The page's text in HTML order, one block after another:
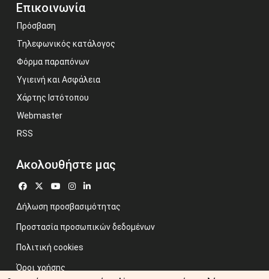
Επικοινωνία
Πρόσβαση
Τηλεφωνικός κατάλογος
Φόρμα παραπόνων
Υγιεινή και Ασφάλεια
Χάρτης Ιστότοπου
Webmaster
RSS
Ακολουθήστε μας
Δήλωση προσβασιμότητας
Προστασία προσωπικών δεδομένων
Πολιτική cookies
Όροι χρήσης